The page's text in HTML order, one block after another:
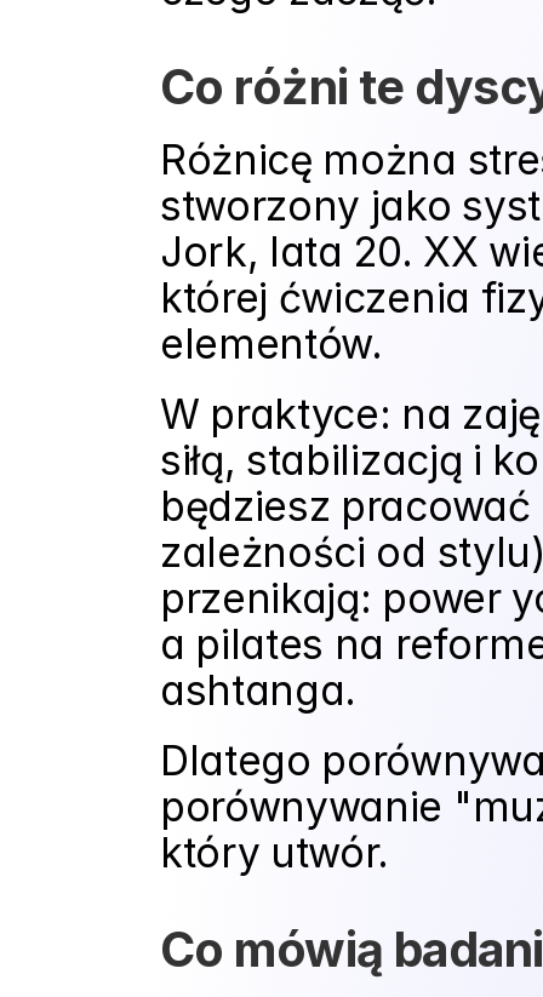
Co różni te
Różnicę można
stworzony jako
Jork, lata 20. XX
której ćwiczenia
elementów.
W praktyce: na
siłą, stabilizacją i
będziesz
zależności od
przenikają: power
a pilates na
ashtanga.
Dlatego
porównywanie
który utwór.
Co mówią